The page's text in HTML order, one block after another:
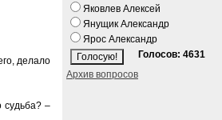
делало
судьба? –
Яковлев Алексей
Янущик Александр
Ярос Александр
Голосов: 4631
Архив вопросов